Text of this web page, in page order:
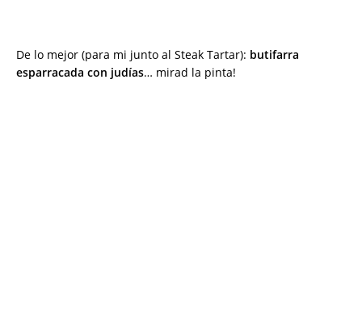
De lo mejor (para mi junto al Steak Tartar): butifarra
esparracada con judías… mirad la pinta!